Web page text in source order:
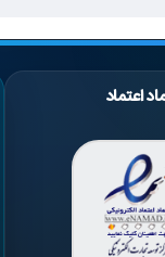
اعتماد